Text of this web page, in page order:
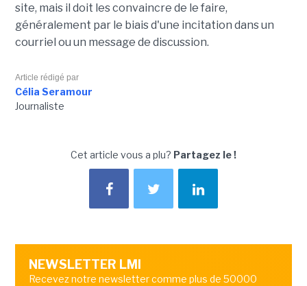
site, mais il doit les convaincre de le faire,
généralement par le biais d'une incitation dans un
courriel ou un message de discussion.
Article rédigé par
Célia Seramour
Journaliste
Cet article vous a plu? Partagez le !
NEWSLETTER LMI
Recevez notre newsletter comme plus de 50000